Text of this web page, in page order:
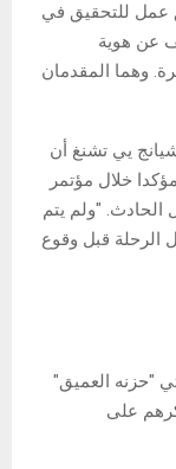
عمل للتحقيق في
عن هوية
وهما المقدمان
يي تشنغ أن
خلال مؤتمر
الحادث. "ولم يتم
الرحلة قبل وقوع
"حزنه العميق"
على